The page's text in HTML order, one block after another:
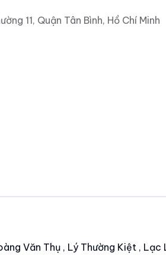
11, Quận Tân Bình, Hồ Chí Minh
Văn Thụ , Lý Thường Kiệt , Lạc